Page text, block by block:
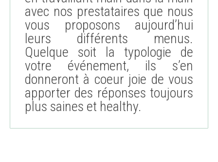
avec nos prestataires que nous
vous proposons aujourd’hui
leurs différents menus.
Quelque soit la typologie de
votre événement, ils s’en
donneront à coeur joie de vous
apporter des réponses toujours
plus saines et healthy.